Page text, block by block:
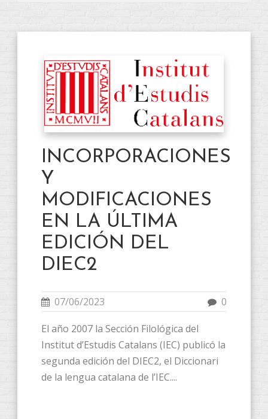
INCORPORACIONES
Y
MODIFICACIONES
EN LA ÚLTIMA
EDICIÓN DEL
DIEC2
07/06/2023 0
El año 2007 la Sección Filológica del
Institut d’Estudis Catalans (IEC) publicó la
segunda edición del DIEC2, el Diccionari
de la lengua catalana de l’IEC....